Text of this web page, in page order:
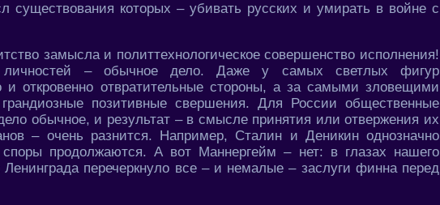
существования которых – убивать русских и умирать в войне с
замысла и политтехнологическое совершенство исполнения!
личностей – обычное дело. Даже у самых светлых фигур
и откровенно отвратительные стороны, а за самыми зловещими
позитивные свершения. Для России общественные
обычное, и результат – в смысле принятия или отвержения их
– очень разнится. Например, Сталин и Деникин однозначно
продолжаются. А вот Маннергейм – нет: в глазах нашего
перечеркнуло все – и немалые – заслуги финна перед